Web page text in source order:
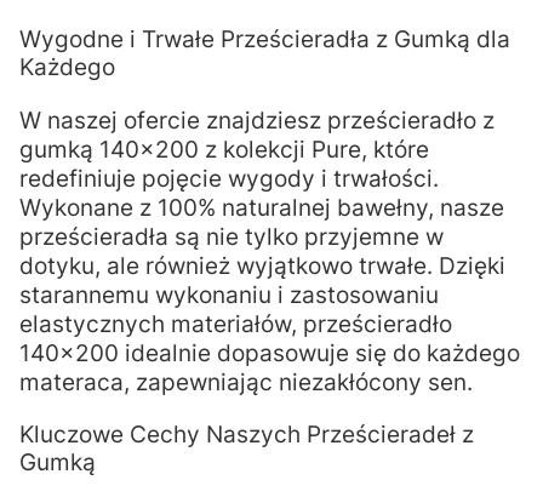
Wygodne i Trwałe Prześcieradła z Gumką dla
Każdego
W naszej ofercie znajdziesz prześcieradło z
gumką 140x200 z kolekcji Pure, które
redefiniuje pojęcie wygody i trwałości.
Wykonane z 100% naturalnej bawełny, nasze
prześcieradła są nie tylko przyjemne w
dotyku, ale również wyjątkowo trwałe. Dzięki
starannemu wykonaniu i zastosowaniu
elastycznych materiałów, prześcieradło
140x200 idealnie dopasowuje się do każdego
materaca, zapewniając niezakłócony sen.
Kluczowe Cechy Naszych Prześcieradeł z
Gumką